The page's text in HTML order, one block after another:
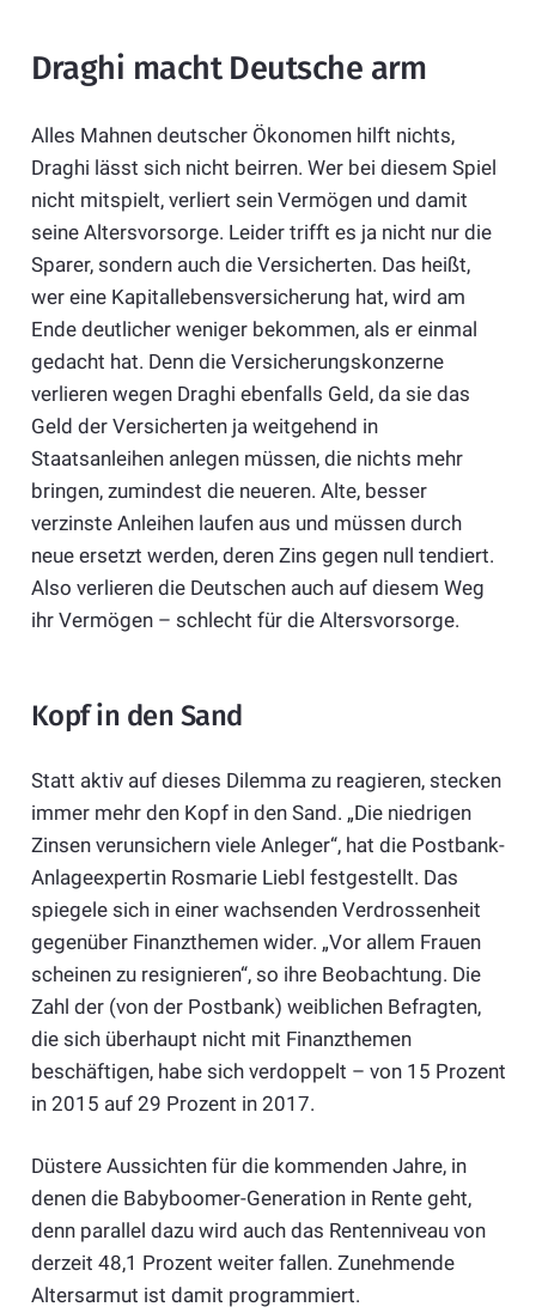
Draghi macht Deutsche arm
Alles Mahnen deutscher Ökonomen hilft nichts,
Draghi lässt sich nicht beirren. Wer bei diesem Spiel
nicht mitspielt, verliert sein Vermögen und damit
seine Altersvorsorge. Leider trifft es ja nicht nur die
Sparer, sondern auch die Versicherten. Das heißt,
wer eine Kapitallebensversicherung hat, wird am
Ende deutlicher weniger bekommen, als er einmal
gedacht hat. Denn die Versicherungskonzerne
verlieren wegen Draghi ebenfalls Geld, da sie das
Geld der Versicherten ja weitgehend in
Staatsanleihen anlegen müssen, die nichts mehr
bringen, zumindest die neueren. Alte, besser
verzinste Anleihen laufen aus und müssen durch
neue ersetzt werden, deren Zins gegen null tendiert.
Also verlieren die Deutschen auch auf diesem Weg
ihr Vermögen – schlecht für die Altersvorsorge.
Kopf in den Sand
Statt aktiv auf dieses Dilemma zu reagieren, stecken
immer mehr den Kopf in den Sand. „Die niedrigen
Zinsen verunsichern viele Anleger“, hat die Postbank-
Anlageexpertin Rosmarie Liebl festgestellt. Das
spiegele sich in einer wachsenden Verdrossenheit
gegenüber Finanzthemen wider. „Vor allem Frauen
scheinen zu resignieren“, so ihre Beobachtung. Die
Zahl der (von der Postbank) weiblichen Befragten,
die sich überhaupt nicht mit Finanzthemen
beschäftigen, habe sich verdoppelt – von 15 Prozent
in 2015 auf 29 Prozent in 2017.
Düstere Aussichten für die kommenden Jahre, in
denen die Babyboomer-Generation in Rente geht,
denn parallel dazu wird auch das Rentenniveau von
derzeit 48,1 Prozent weiter fallen. Zunehmende
Altersarmut ist damit programmiert.